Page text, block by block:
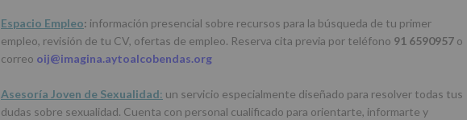
Espacio Empleo: información presencial sobre recursos para la búsqueda de tu primer
empleo, revisión de tu CV, ofertas de empleo. Reserva cita previa por teléfono 91 6590957 o
correo oij@imagina.aytoalcobendas.org
Asesoría Joven de Sexualidad: un servicio especialmente diseñado para resolver todas tus
dudas sobre sexualidad. Cuenta con personal cualificado para orientarte, informarte y